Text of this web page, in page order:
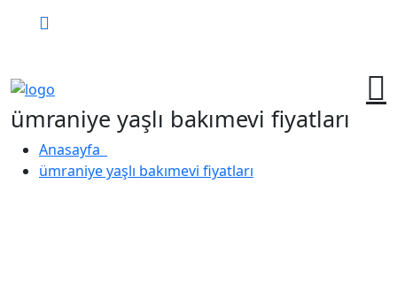
ümraniye yaşlı bakımevi fiyatları
Anasayfa
ümraniye yaşlı bakımevi fiyatları